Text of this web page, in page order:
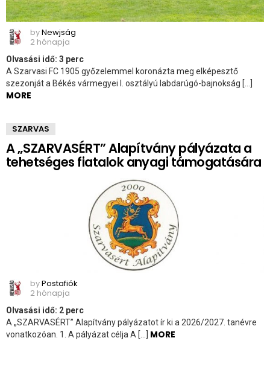
byNewjság
2 hónapja
Olvasási idő: 3 perc
A Szarvasi FC 1905 győzelemmel koronázta meg elképesztő
szezonját a Békés vármegyei I. osztályú labdarúgó-bajnokság […]
MORE
SZARVAS
A „SZARVASÉRT” Alapítvány pályázata a
tehetséges fiatalok anyagi támogatására
byPostafiók
2 hónapja
Olvasási idő: 2 perc
A „SZARVASÉRT” Alapítvány pályázatot ír ki a 2026/2027. tanévre
vonatkozóan. 1. A pályázat célja A […] MORE